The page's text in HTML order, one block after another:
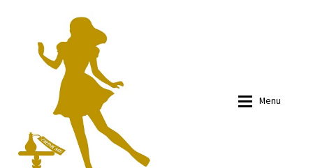
navigation
content
Menu